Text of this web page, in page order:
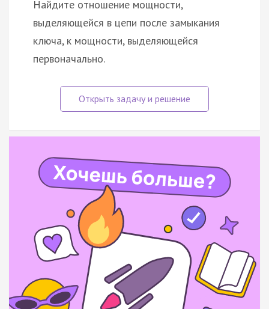
Найдите отношение мощности,
выделяющейся в цепи после замыкания
ключа, к мощности, выделяющейся
первоначально.